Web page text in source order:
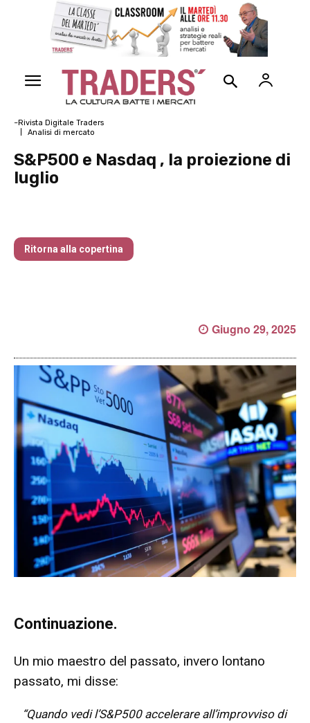
~Rivista Digitale Traders
Analisi di mercato
S&P500 e Nasdaq , la proiezione di
luglio
Ritorna alla copertina
Giugno 29, 2025
Continuazione.
Un mio maestro del passato, invero lontano
passato, mi disse:
“Quando vedi l’S&P500 accelerare all’improvviso di